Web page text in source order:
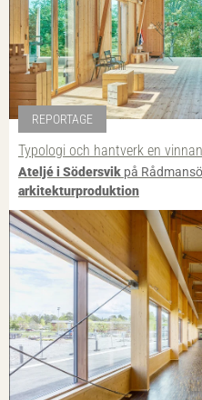
REPORTAGE
Typologi och hantverk en
Ateljé i Södersvik på
arkitekturproduktion